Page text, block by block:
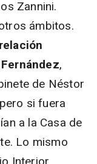
Zannini.
ámbitos.
,
de Néstor
si fuera
a la Casa de
Lo mismo